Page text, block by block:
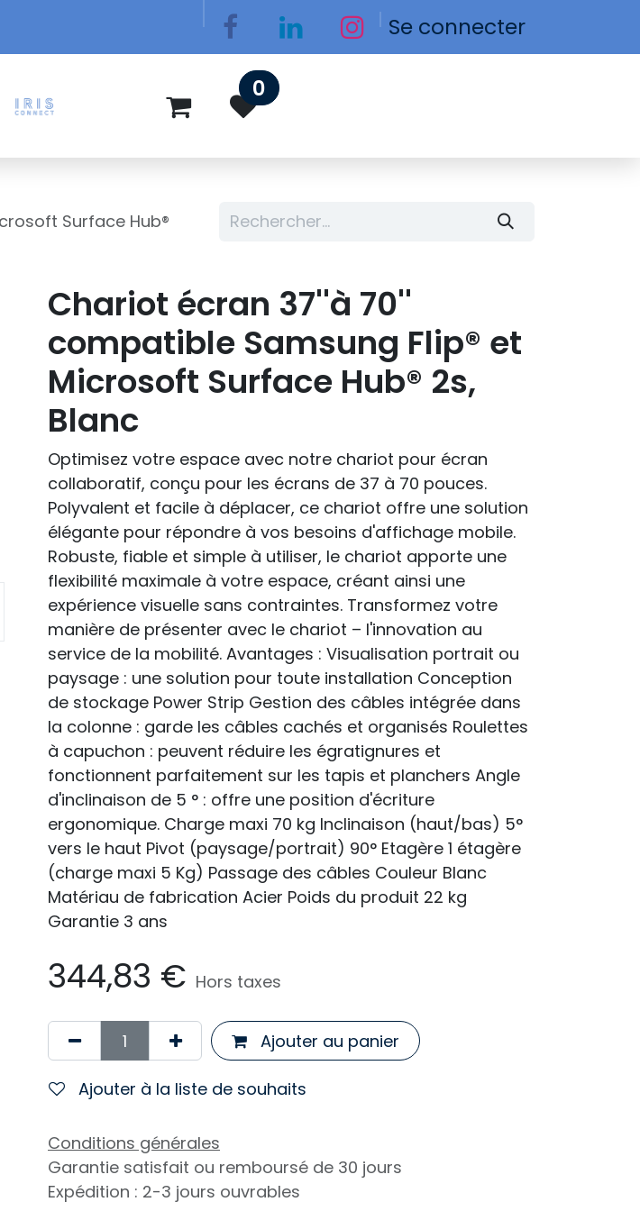
Se connecter
0
Surface Hub®
Chariot écran 37''à 70''
compatible Samsung Flip® et
Microsoft Surface Hub® 2s,
Blanc
Optimisez votre espace avec notre chariot pour écran
collaboratif, conçu pour les écrans de 37 à 70 pouces.
Polyvalent et facile à déplacer, ce chariot offre une solution
élégante pour répondre à vos besoins d'affichage mobile.
Robuste, fiable et simple à utiliser, le chariot apporte une
flexibilité maximale à votre espace, créant ainsi une
expérience visuelle sans contraintes. Transformez votre
manière de présenter avec le chariot – l'innovation au
service de la mobilité. Avantages : Visualisation portrait ou
paysage : une solution pour toute installation Conception
de stockage Power Strip Gestion des câbles intégrée dans
la colonne : garde les câbles cachés et organisés Roulettes
à capuchon : peuvent réduire les égratignures et
fonctionnent parfaitement sur les tapis et planchers Angle
d'inclinaison de 5 ° : offre une position d'écriture
ergonomique. Charge maxi 70 kg Inclinaison (haut/bas) 5°
vers le haut Pivot (paysage/portrait) 90° Etagère 1 étagère
(charge maxi 5 Kg) Passage des câbles Couleur Blanc
Matériau de fabrication Acier Poids du produit 22 kg
Garantie 3 ans
344,83 € Hors taxes
Ajouter au panier
Ajouter à la liste de souhaits
Conditions générales
Garantie satisfait ou remboursé de 30 jours
Expédition : 2-3 jours ouvrables